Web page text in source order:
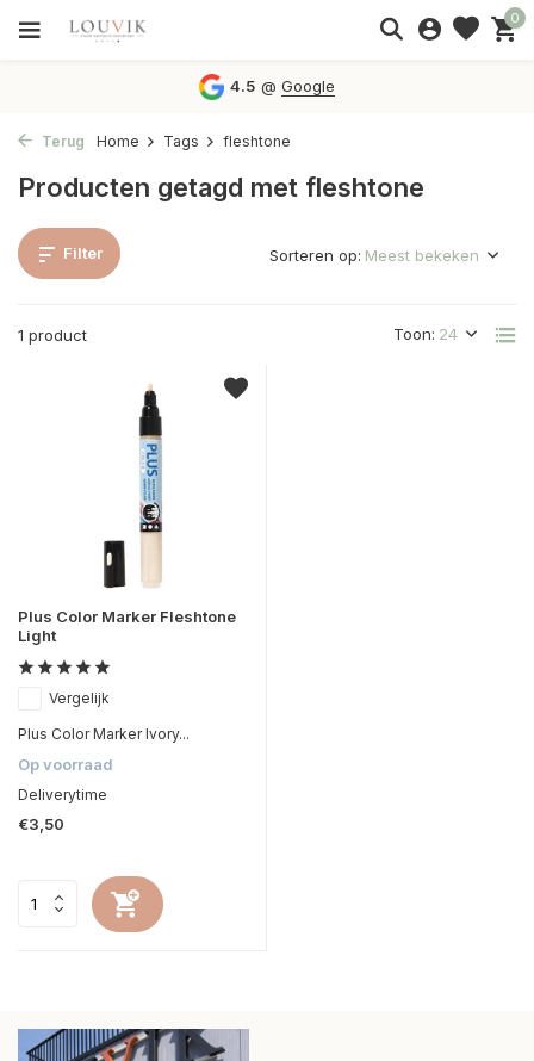
0
4.5 @Google
Terug Home Tags fleshtone
Producten getagd met fleshtone
Filter
1 product Toon:
Sorteren op:
Plus Color Marker Fleshtone
Light
Vergelijk
Plus Color Marker Ivory...
Op voorraad
Deliverytime
€3,50